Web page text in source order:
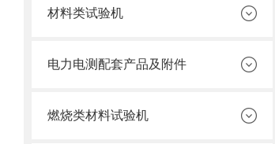
材料类试验机
电力电测配套产品及附件
燃烧类材料试验机